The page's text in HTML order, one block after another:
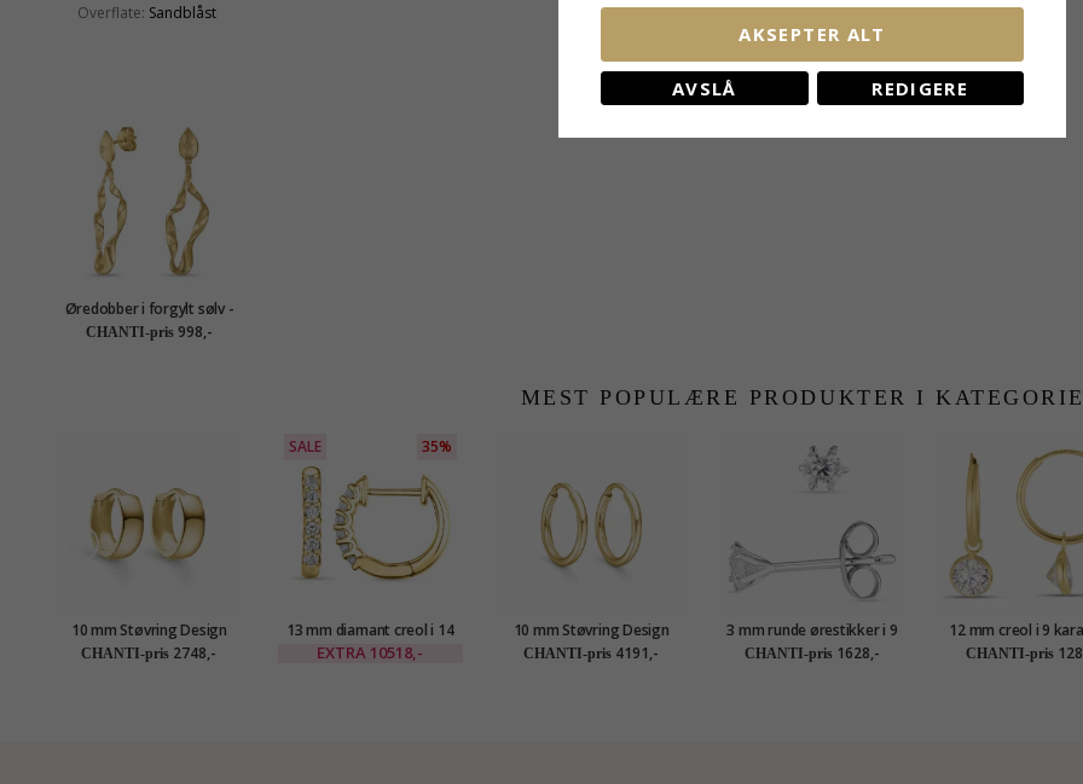
Overflate: Sandblåst
BESLEKTEDE PRODUKTER
Øredobber i forgylt sølv -
Lumé Etched
CHANTI-pris 998,-
MEST POPULÆRE PRODUKTER I
10 mm Støvring Design
creol i 8 karat
CHANTI-pris 2748,-
SALE 35%
13 mm diamant creol i 14
karat gull med diamant
EXTRA 10518,-
10 mm Støvring Design
creol i 14 karat gull
CHANTI-pris 4191,-
3 mm runde ørestikker i 9
karat hvitt gull med zirkon
CHANTI-pris 1628,-
12 mm creol i 9
med zirkon -
Collection
CHANTI-pris
AKSEPTER ALT
AVSLÅ REDIGERE